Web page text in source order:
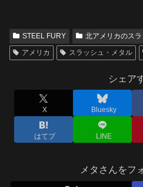
STEEL FURY 北アメリカのス
アメリカ
スラッシュ・メタル
シェア
X Bluesky
はてブ LINE
メタさんをフ